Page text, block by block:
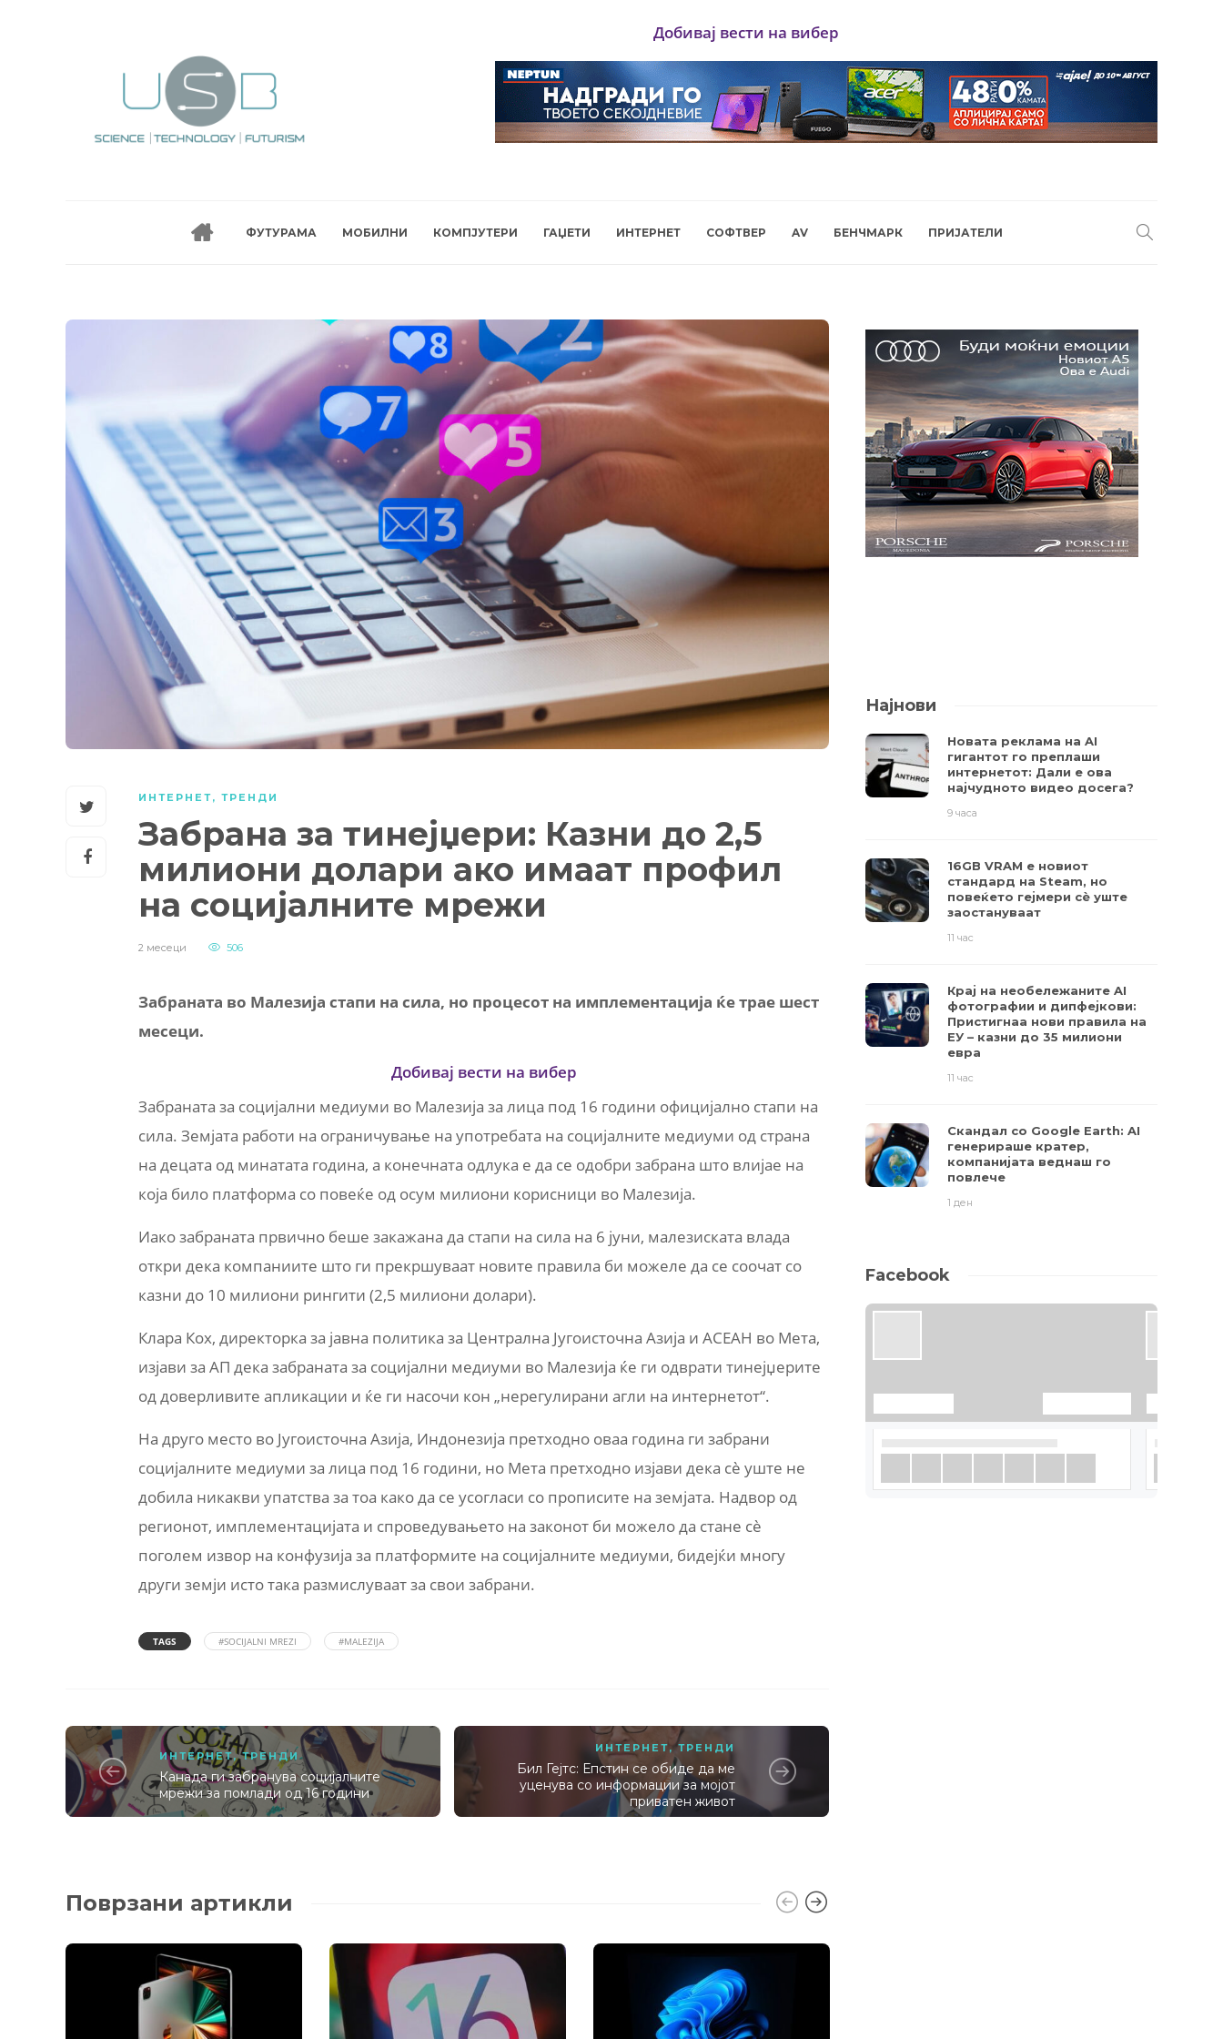
Добивај вести на вибер
ФУТУРАМА МОБИЛНИ КОМПЈУТЕРИ ГАЏЕТИ ИНТЕРНЕТ СОФТВЕР AV БЕНЧМАРК ПРИЈАТЕЛИ
ИНТЕРНЕТ, ТРЕНДИ
Забрана за тинејџери: Казни до 2,5
милиони долари ако имаат профил
на социјалните мрежи
2 месеци 506
Забраната во Малезија стапи на сила, но процесот на имплементација ќе трае шест
месеци.
Добивај вести на вибер
Забраната за социјални медиуми во Малезија за лица под 16 години официјално стапи на
сила. Земјата работи на ограничување на употребата на социјалните медиуми од страна
на децата од минатата година, а конечната одлука е да се одобри забрана што влијае на
која било платформа со повеќе од осум милиони корисници во Малезија.
Иако забраната првично беше закажана да стапи на сила на 6 јуни, малезиската влада
откри дека компаниите што ги прекршуваат новите правила би можеле да се соочат со
казни до 10 милиони рингити (2,5 милиони долари).
Клара Кох, директорка за јавна политика за Централна Југоисточна Азија и АСЕАН во Мета,
изјави за АП дека забраната за социјални медиуми во Малезија ќе ги одврати тинејџерите
од доверливите апликации и ќе ги насочи кон „нерегулирани агли на интернетот“.
На друго место во Југоисточна Азија, Индонезија претходно оваа година ги забрани
социјалните медиуми за лица под 16 години, но Мета претходно изјави дека сè уште не
добила никакви упатства за тоа како да се усогласи со прописите на земјата. Надвор од
регионот, имплементацијата и спроведувањето на законот би можело да стане сè
поголем извор на конфузија за платформите на социјалните медиуми, бидејќи многу
други земји исто така размислуваат за свои забрани.
TAGS #SOCIJALNI MREZI #MALEZIJA
ИНТЕРНЕТ,ТРЕНДИ
Канада ги забранува социјалните
мрежи за помлади од 16 години
ИНТЕРНЕТ,ТРЕНДИ
Бил Гејтс: Епстин се обиде да ме
уценува со информации за мојот
приватен живот
Поврзани артикли
Најнови
Новата реклама на AI
гигантот го преплаши
интернетот: Дали е ова
најчудното видео досега?
9 часа
16GB VRAM е новиот
стандард на Steam, но
повеќето гејмери ​​сè уште
заостануваат
11 час
Крај на необележаните AI
фотографии и дипфејкови:
Пристигнаа нови правила на
ЕУ – казни до 35 милиони
евра
11 час
Скандал со Google Earth: AI
генерираше кратер,
компанијата веднаш го
повлече
1 ден
Facebook